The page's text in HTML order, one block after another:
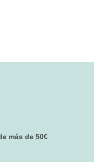
más de 50€